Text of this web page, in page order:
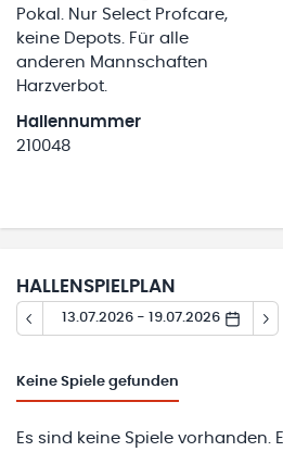
Pokal. Nur Select Profcare,
keine Depots. Für alle
anderen Mannschaften
Harzverbot.
Hallennummer
210048
HALLENSPIELPLAN
13.07.2026 - 19.07.2026
Keine Spiele gefunden
Es sind keine Spiele vorhanden.